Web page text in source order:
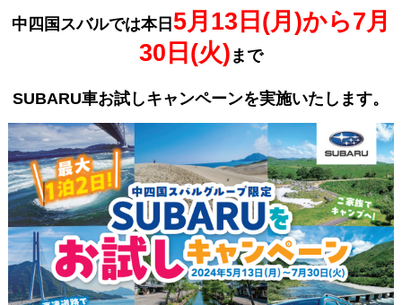
中四国スバルでは本日 5月13日(月)から7月
30日(火) まで
SUBARU車お試しキャンペーンを実施いたします。